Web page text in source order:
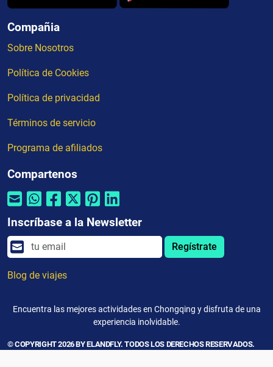
Compañia
Sobre Nosotros
Política de Cookies
Política de privacidad
Términos de servicio
Programa de afiliados
Compartenos
Inscríbase a la Newsletter
Regístrate
Blog de viajes
Encuentra las mejores actividades en Chongqing y disfruta de una
experiencia inolvidable.
© COPYRIGHT 2026 BY ELANDFLY. TODOS LOS DERECHOS RESERVADOS.